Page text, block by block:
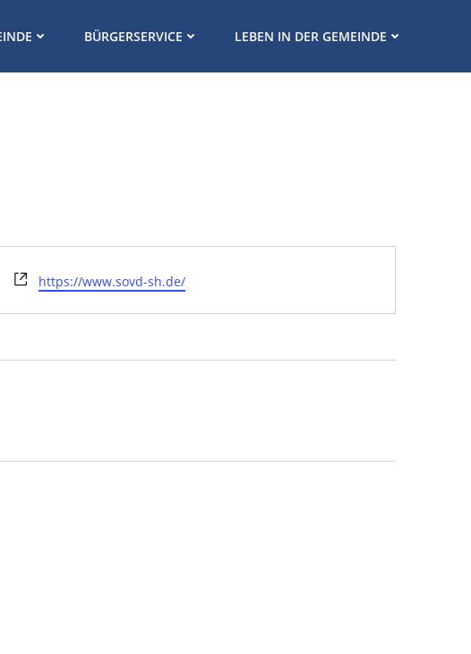
BÜRGERSERVICE LEBEN IN DER GEMEINDE
Webseite
https://www.sovd-sh.de/